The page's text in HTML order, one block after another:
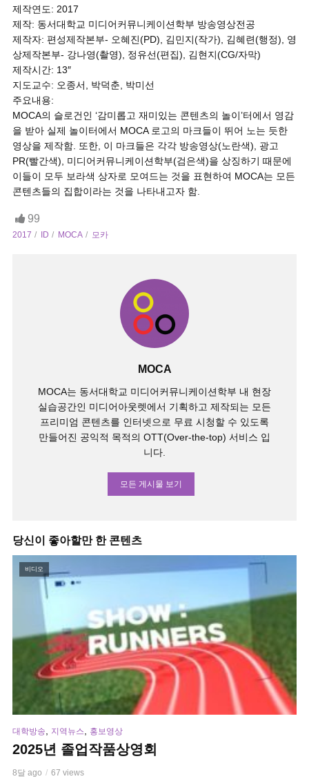
제작연도: 2017
제작: 동서대학교 미디어커뮤니케이션학부 방송영상전공
제작자: 편성제작본부- 오혜진(PD), 김민지(작가), 김혜련(행정), 영
상제작본부- 강나영(촬영), 정유선(편집), 김현지(CG/자막)
제작시간: 13″
지도교수: 오종서, 박덕춘, 박미선
주요내용:
MOCA의 슬로건인 ‘감미롭고 재미있는 콘텐츠의 놀이’터에서 영감
을 받아 실제 놀이터에서 MOCA 로고의 마크들이 뛰어 노는 듯한
영상을 제작함. 또한, 이 마크들은 각각 방송영상(노란색), 광고
PR(빨간색), 미디어커뮤니케이션학부(검은색)을 상징하기 때문에
이들이 모두 보라색 상자로 모여드는 것을 표현하여 MOCA는 모든
콘텐츠들의 집합이라는 것을 나타내고자 함.
99
2017 ID MOCA 모카
MOCA
MOCA는 동서대학교 미디어커뮤니케이션학부 내 현장
실습공간인 미디어아웃렛에서 기획하고 제작되는 모든
프리미엄 콘텐츠를 인터넷으로 무료 시청할 수 있도록
만들어진 공익적 목적의 OTT(Over-the-top) 서비스 입
니다.
모든 게시물 보기
당신이 좋아할만 한 콘텐츠
비디오
대학방송 지역뉴스 홍보영상
2025년 졸업작품상영회
8달 ago 67 views